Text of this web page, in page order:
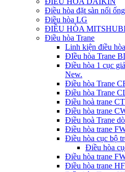
Điều hòa đặt sàn nối
Điều hòa LG
ĐIỀU HÒA
Điều hòa Trane
Linh kiện điều hòa
ĐIều hòa Trane
Điều hòa 1 cục
New.
Điều hòa Trane
Điều hòa Trane
Điều hoà trane
Điều hòa trane
Điều hoà Trane
Điều hòa trane
Điều hòa cục bộ
Điều hòa
Điều hòa trane
Điều hòa trane